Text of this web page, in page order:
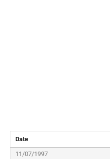
Date
11/07/1997